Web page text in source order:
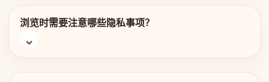
浏览时需要注意哪些隐私事项？